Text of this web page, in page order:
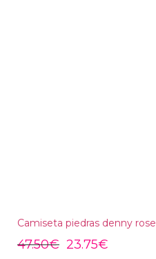
Camiseta piedras denny rose
47.50€ 23.75€